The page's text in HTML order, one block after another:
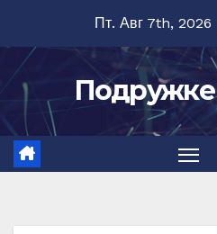
содержимому
Пт. Авг 7th, 2026